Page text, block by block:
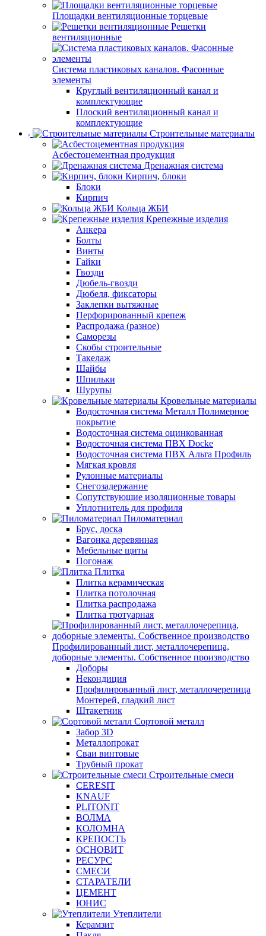
Площадки вентиляционные торцевые
Решетки
вентиляционные
Система пластиковых каналов. Фасонные
элементы
Круглый вентиляционный канал и
комплектующие
Плоский вентиляционный канал и
комплектующие
Строительные материалы
Асбестоцементная продукция
Дренажная система
Кирпич, блоки
Блоки
Кирпич
Кольца ЖБИ
Крепежные изделия
Анкера
Болты
Винты
Гайки
Гвозди
Дюбель-гвозди
Дюбеля, фиксаторы
Заклепки вытяжные
Перфорированный крепеж
Распродажа (разное)
Саморезы
Скобы строительные
Такелаж
Шайбы
Шпильки
Шурупы
Кровельные материалы
Водосточная система Металл Полимерное
покрытие
Водосточная система оцинкованная
Водосточная система ПВХ Docke
Водосточная система ПВХ Альта Профиль
Мягкая кровля
Рулонные материалы
Снегозадержание
Сопутствуюшие изоляционные товары
Уплотнитель для профиля
Пиломатериал
Брус, доска
Вагонка деревянная
Мебельные щиты
Погонаж
Плитка
Плитка керамическая
Плитка потолочная
Плитка распродажа
Плитка тротуарная
Профилированный лист, металлочерепица,
доборные элементы. Собственное производство
Доборы
Некондиция
Профилированный лист, металлочерепица
Монтерей, гладкий лист
Штакетник
Сортовой металл
Забор 3D
Металлопрокат
Сваи винтовые
Трубный прокат
Строительные смеси
CERESIT
KNAUF
PLITONIT
ВОЛМА
КОЛОМНА
КРЕПОСТЬ
ОСНОВИТ
РЕСУРС
СМЕСИ
СТАРАТЕЛИ
ЦЕМЕНТ
ЮНИС
Утеплители
Керамзит